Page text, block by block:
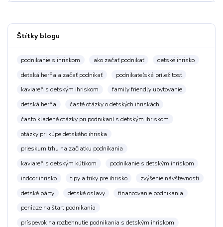
Štítky blogu
podnikanie s ihriskom ako začať podnikať
detské ihrisko
detská herňa a začať podnikať
podnikateľská príležitosť
kaviareň s detským ihriskom
family friendly ubytovanie
detská herňa
časté otázky o detských ihriskách
často kladené otázky pri podnikaní s detským ihriskom
otázky pri kúpe detského ihriska
prieskum trhu na začiatku podnikania
kaviareň s detským kútikom
podnikanie s detským ihriskom
indoor ihrisko
tipy a triky pre ihrisko
zvýšenie návštevnosti
detské párty
detské oslavy
financovanie podnikania
peniaze na štart podnikania
príspevok na rozbehnutie podnikania s detským ihriskom